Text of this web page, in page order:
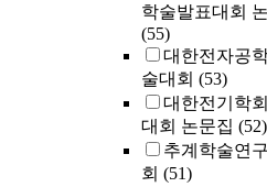
학술발표대회
(55)
대한전자공
술대회 (53)
대한전기학
대회 논문집 (52)
추계학술연
회 (51)